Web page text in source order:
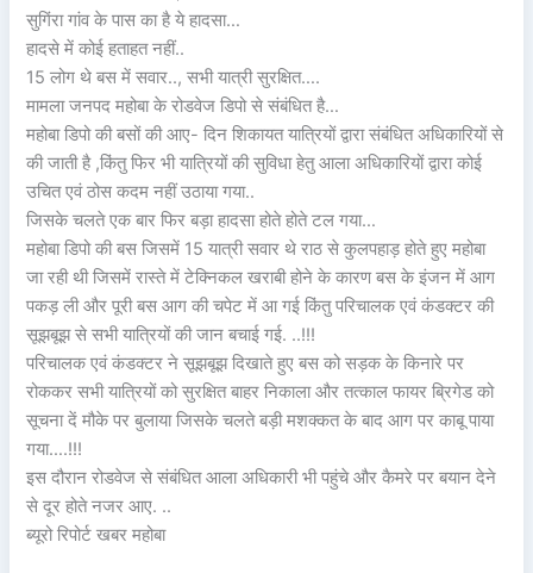
सुगिंरा गांव के पास का है ये हादसा…
हादसे में कोई हताहत नहीं..
15 लोग थे बस में सवार.., सभी यात्री सुरक्षित….
मामला जनपद महोबा के रोडवेज डिपो से संबंधित है…
महोबा डिपो की बसों की आए- दिन शिकायत यात्रियों द्वारा संबंधित अधिकारियों से
की जाती है ,किंतु फिर भी यात्रियों की सुविधा हेतु आला अधिकारियों द्वारा कोई
उचित एवं ठोस कदम नहीं उठाया गया..
जिसके चलते एक बार फिर बड़ा हादसा होते होते टल गया…
महोबा डिपो की बस जिसमें 15 यात्री सवार थे राठ से कुलपहाड़ होते हुए महोबा
जा रही थी जिसमें रास्ते में टेक्निकल खराबी होने के कारण बस के इंजन में आग
पकड़ ली और पूरी बस आग की चपेट में आ गई किंतु परिचालक एवं कंडक्टर की
सूझबूझ से सभी यात्रियों की जान बचाई गई. ..!!!
परिचालक एवं कंडक्टर ने सूझबूझ दिखाते हुए बस को सड़क के किनारे पर
रोककर सभी यात्रियों को सुरक्षित बाहर निकाला और तत्काल फायर ब्रिगेड को
सूचना दें मौके पर बुलाया जिसके चलते बड़ी मशक्कत के बाद आग पर काबू पाया
गया….!!!
इस दौरान रोडवेज से संबंधित आला अधिकारी भी पहुंचे और कैमरे पर बयान देने
से दूर होते नजर आए. ..
ब्यूरो रिपोर्ट खबर महोबा